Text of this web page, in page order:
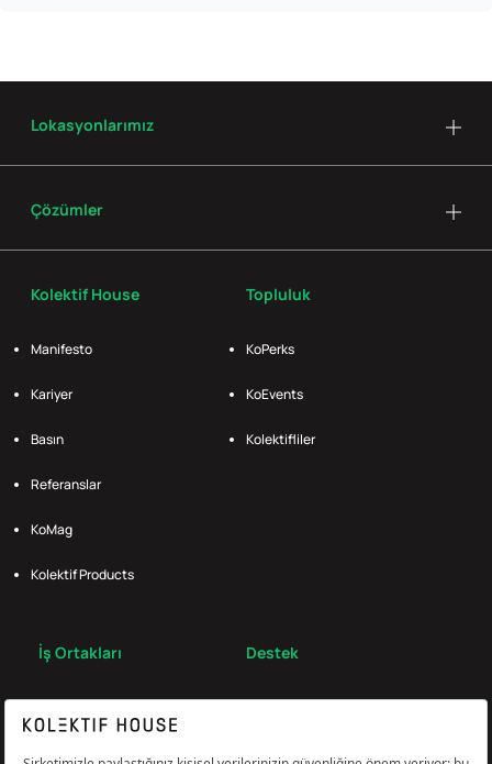
Kolektif House
Manifesto
Kariyer
Basın
Referanslar
KoMag
Kolektif Products
Topluluk
KoPerks
KoEvents
Kolektifliler
İş Ortakları Destek
Bize Ulaş
Lokasyonlarımız
Çözümler